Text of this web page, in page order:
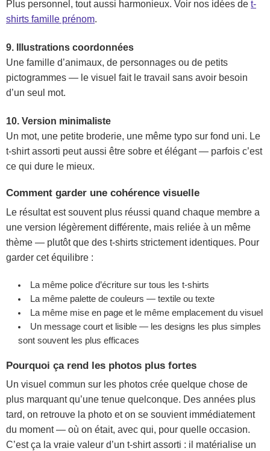
Plus personnel, tout aussi harmonieux. Voir nos idées de t-
shirts famille prénom.
9. Illustrations coordonnées
Une famille d’animaux, de personnages ou de petits
pictogrammes — le visuel fait le travail sans avoir besoin
d’un seul mot.
10. Version minimaliste
Un mot, une petite broderie, une même typo sur fond uni. Le
t-shirt assorti peut aussi être sobre et élégant — parfois c’est
ce qui dure le mieux.
Comment garder une cohérence visuelle
Le résultat est souvent plus réussi quand chaque membre a
une version légèrement différente, mais reliée à un même
thème — plutôt que des t-shirts strictement identiques. Pour
garder cet équilibre :
La même police d’écriture sur tous les t-shirts
La même palette de couleurs — textile ou texte
La même mise en page et le même emplacement du visuel
Un message court et lisible — les designs les plus simples
sont souvent les plus efficaces
Pourquoi ça rend les photos plus fortes
Un visuel commun sur les photos crée quelque chose de
plus marquant qu’une tenue quelconque. Des années plus
tard, on retrouve la photo et on se souvient immédiatement
du moment — où on était, avec qui, pour quelle occasion.
C’est ça la vraie valeur d’un t-shirt assorti : il matérialise un